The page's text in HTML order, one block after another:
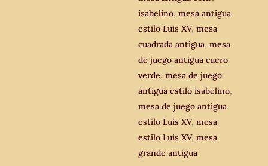
isabelino,mesa antigua
estilo Luis XV,mesa
cuadrada antigua,mesa
de juego antigua cuero
verde,mesa de juego
antigua estilo isabelino,
mesa de juego antigua
estilo Luis XV,mesa
estilo Luis XV,mesa
grande antigua